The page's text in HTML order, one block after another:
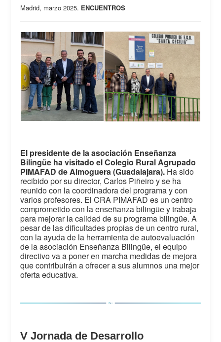
Madrid, marzo 2025. ENCUENTROS
El presidente de la asociación Enseñanza
Bilingüe ha visitado el Colegio Rural Agrupado
PIMAFAD de Almoguera (Guadalajara). Ha sido
recibido por su director, Carlos Piñeiro y se ha
reunido con la coordinadora del programa y con
varios profesores. El CRA PIMAFAD es un centro
comprometido con la enseñanza bilingüe y trabaja
para mejorar la calidad de su programa bilingüe. A
pesar de las dificultades propias de un centro rural,
con la ayuda de la herramienta de autoevaluación
de la asociación Enseñanza Bilingüe, el equipo
directivo va a poner en marcha medidas de mejora
que contribuirán a ofrecer a sus alumnos una mejor
oferta educativa.
V Jornada de Desarrollo